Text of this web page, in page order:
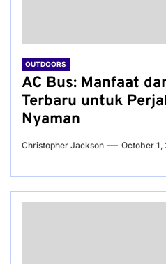
OUTDOORS
AC Bus: Manfaat
Terbaru untuk
Nyaman
Christopher Jackson October 1,